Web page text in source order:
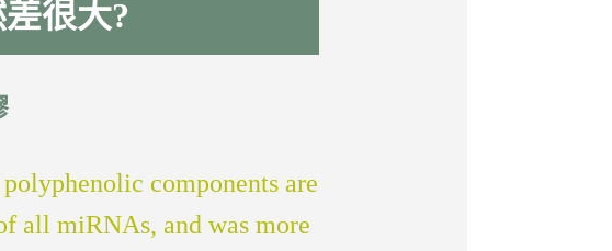
很大?
components are
all miRNAs, and was more